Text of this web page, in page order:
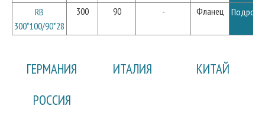
RB
300*100/90*28
300 90 - Фланец
ГЕРМАНИЯ ИТАЛИЯ
КИТАЙ
РОССИЯ